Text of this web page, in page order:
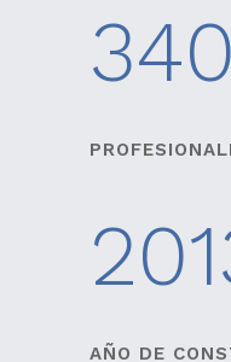
AÑO DE